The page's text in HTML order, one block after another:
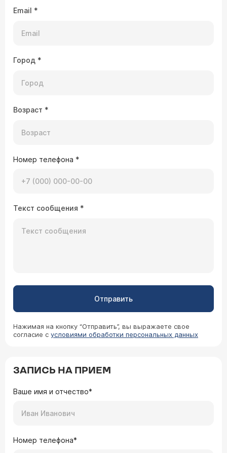
Email *
Город *
Возраст *
Номер телефона *
Текст сообщения *
Отправить
Нажимая на кнопку “Отправить”, вы выражаете свое
согласие с условиями обработки персональных данных
ЗАПИСЬ НА ПРИЕМ
Ваше имя и отчество*
Номер телефона*